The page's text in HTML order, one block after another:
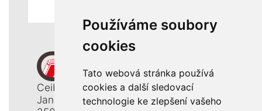
Používáme soubory
cookies
Tato webová stránka používá
cookies a další sledovací
technologie ke zlepšení vašeho
Ceiba, s. r. o.
Jana Opletala 1265